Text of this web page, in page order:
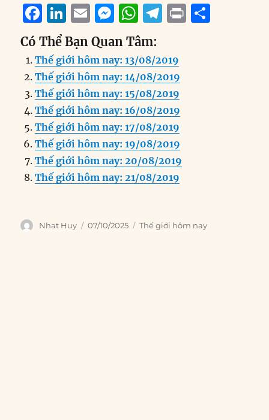
F
a
c
e
b
o
o
k
Li
n
k
e
d
I
n
E
m
ai
l
M
ss
e
n
g
er
W
h
at
s
A
p
p
T
e
g
r
a
m
P
Có Thể Bạn Quan Tâm:
Thế giới hôm nay: 13/08/2019
Thế giới hôm nay: 14/08/2019
Thế giới hôm nay: 15/08/2019
Thế giới hôm nay: 16/08/2019
Thế giới hôm nay: 17/08/2019
Thế giới hôm nay: 19/08/2019
Thế giới hôm nay: 20/08/2019
Thế giới hôm nay: 21/08/2019
Author
Nhat Huy
Posted
07/10/2025 Categories
Thế giới hôm nay